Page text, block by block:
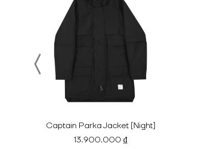
Captain Parka Jacket [Night]
13.900.000 ₫